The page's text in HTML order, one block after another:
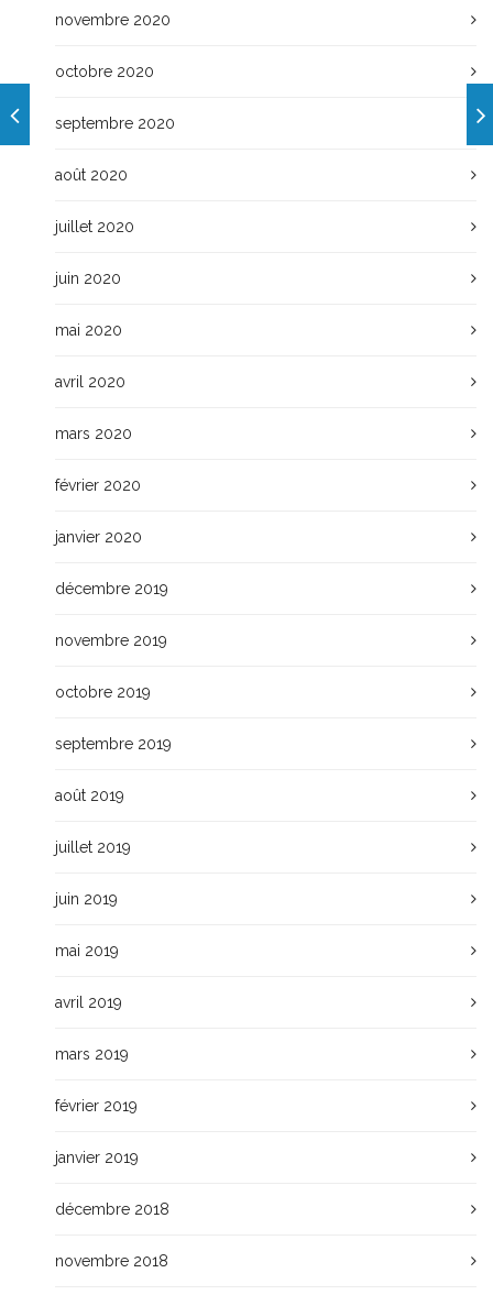
novembre 2020
octobre 2020
septembre 2020
août 2020
juillet 2020
juin 2020
mai 2020
avril 2020
mars 2020
février 2020
janvier 2020
décembre 2019
novembre 2019
octobre 2019
septembre 2019
août 2019
juillet 2019
juin 2019
mai 2019
avril 2019
mars 2019
février 2019
janvier 2019
décembre 2018
novembre 2018